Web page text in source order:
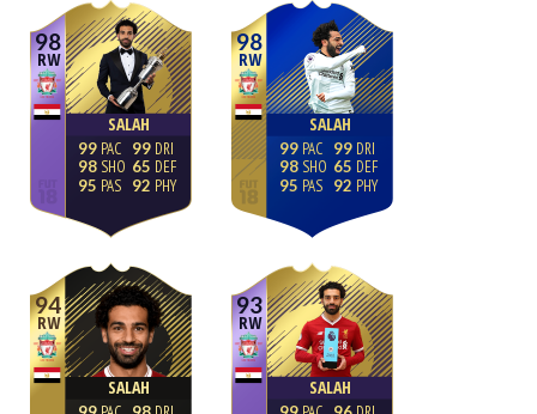
98
RW
SALAH
99
98
95
99
65
92
98
RW
SALAH
99
98
95
99
65
92
94
RW
SALAH
93
RW
SALAH